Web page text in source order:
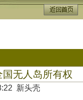
无人岛所有权
新头壳